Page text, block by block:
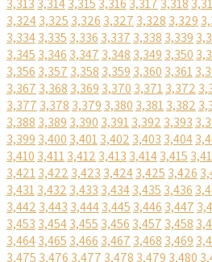
3,313 3,3143,315 3,316 3,317 3,318
3,3243,325 3,326 3,327 3,328 3,329
3,3343,335 3,336 3,337 3,338 3,339
3,345 3,346 3,347 3,348 3,349 3,350
3,356 3,357 3,358 3,359 3,360 3,361
3,367 3,368 3,369 3,370 3,3713,372
3,377 3,378 3,379 3,380 3,3813,382
3,388 3,389 3,390 3,3913,392 3,393
3,399 3,400 3,4013,402 3,403 3,404
3,410 3,4113,412 3,413 3,4143,415
3,4213,422 3,423 3,4243,425 3,426
3,4313,432 3,433 3,4343,435 3,436
3,442 3,443 3,4443,445 3,446 3,447
3,453 3,4543,455 3,456 3,457 3,458
3,4643,465 3,466 3,467 3,468 3,469
3,475 3,476 3,477 3,478 3,479 3,480